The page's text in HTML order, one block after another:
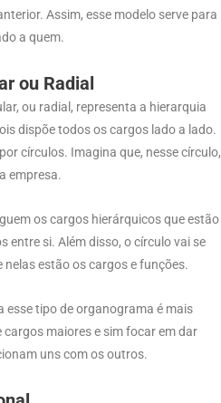
Assim, esse modelo serve para
a quem.
ou Radial
ou radial, representa a hierarquia
dispõe todos os cargos lado a lado.
círculos. Imagina que, nesse círculo,
empresa.
os cargos hierárquicos que estão
entre si. Além disso, o círculo vai se
estão os cargos e funções.
esse tipo de organograma é mais
maiores e sim focar em dar
uns com os outros.